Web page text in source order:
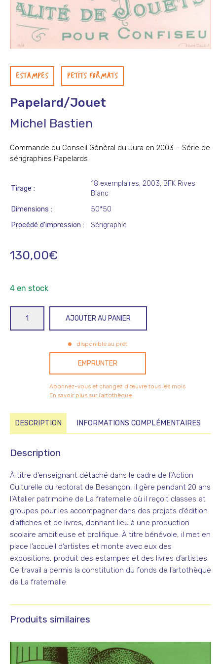
ESTAMPES PETITS FORMATS
Papelard/Jouet
Michel Bastien
Commande du Conseil Général du Jura en 2003 – Série de
sérigraphies Papelards
Tirage
18 exemplaires, 2003, BFK Rives
Blanc
Dimensions
50*50
Procédé d'impression
Sérigraphie
130,00€
4 en stock
AJOUTER AU PANIER
disponible au prêt
EMPRUNTER
Abonnez-vous et changez d’œuvre tous les mois
En savoir plus sur l'artothèque
DESCRIPTION INFORMATIONS COMPLÉMENTAIRES
Description
À titre d’enseignant détaché dans le cadre de l’Action
Culturelle du rectorat de Besançon, il gère pendant 20 ans
l’Atelier patrimoine de La fraternelle où il reçoit classes et
groupes pour les accompagner dans des projets d’édition
d’affiches et de livres, donnant lieu à une production
scolaire ambitieuse et prolifique. À titre bénévole, il met en
place l’accueil d’artistes et monte avec eux des
expositions, produit des estampes et des livres d’artistes.
Ce travail a permis la constitution du fonds de l’artothèque
de La fraternelle.
Produits similaires